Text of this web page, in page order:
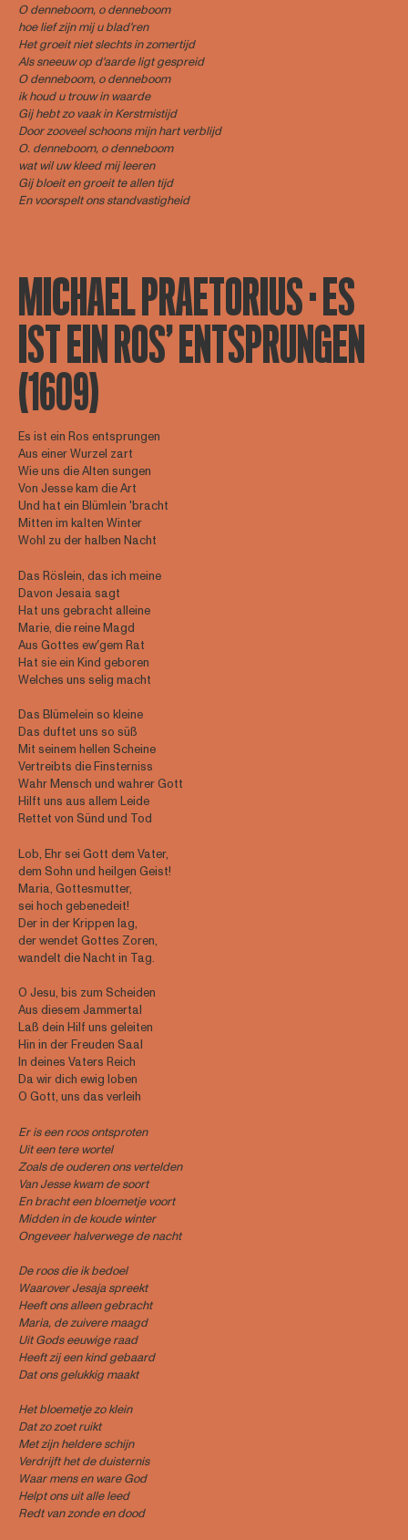
O denneboom, o denneboom
hoe lief zijn mij u blad'ren
Het groeit niet slechts in zomertijd
Als sneeuw op d'aarde ligt gespreid
O denneboom, o denneboom
ik houd u trouw in waarde
Gij hebt zo vaak in Kerstmistijd
Door zooveel schoons mijn hart verblijd
O. denneboom, o denneboom
wat wil uw kleed mij leeren
Gij bloeit en groeit te allen tijd
En voorspelt ons standvastigheid
MICHAEL PRAETORIUS · ES
IST EIN ROS’ ENTSPRUNGEN
(1609)
Es ist ein Ros entsprungen
Aus einer Wurzel zart
Wie uns die Alten sungen
Von Jesse kam die Art
Und hat ein Blümlein 'bracht
Mitten im kalten Winter
Wohl zu der halben Nacht
Das Röslein, das ich meine
Davon Jesaia sagt
Hat uns gebracht alleine
Marie, die reine Magd
Aus Gottes ew′gem Rat
Hat sie ein Kind geboren
Welches uns selig macht
Das Blümelein so kleine
Das duftet uns so süß
Mit seinem hellen Scheine
Vertreibts die Finsterniss
Wahr Mensch und wahrer Gott
Hilft uns aus allem Leide
Rettet von Sünd und Tod
Lob, Ehr sei Gott dem Vater,
dem Sohn und heilgen Geist!
Maria, Gottesmutter,
sei hoch gebenedeit!
Der in der Krippen lag,
der wendet Gottes Zoren,
wandelt die Nacht in Tag.
O Jesu, bis zum Scheiden
Aus diesem Jammertal
Laß dein Hilf uns geleiten
Hin in der Freuden Saal
In deines Vaters Reich
Da wir dich ewig loben
O Gott, uns das verleih
Er is een roos ontsproten
Uit een tere wortel
Zoals de ouderen ons vertelden
Van Jesse kwam de soort
En bracht een bloemetje voort
Midden in de koude winter
Ongeveer halverwege de nacht
De roos die ik bedoel
Waarover Jesaja spreekt
Heeft ons alleen gebracht
Maria, de zuivere maagd
Uit Gods eeuwige raad
Heeft zij een kind gebaard
Dat ons gelukkig maakt
Het bloemetje zo klein
Dat zo zoet ruikt
Met zijn heldere schijn
Verdrijft het de duisternis
Waar mens en ware God
Helpt ons uit alle leed
Redt van zonde en dood